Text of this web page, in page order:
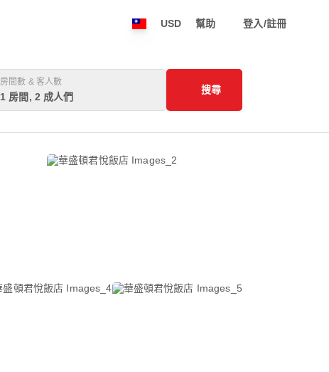
USD 幫助 登入/註冊
房間數 & 客人數
1 房間, 2 成人們
搜尋